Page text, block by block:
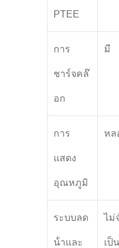
PTEE
การ
ชาร์จคล๊
อก
มี
การ
แสดง
อุณหภูมิ
หล
ระบบลด
น้ําและ
ไม่
เป็น